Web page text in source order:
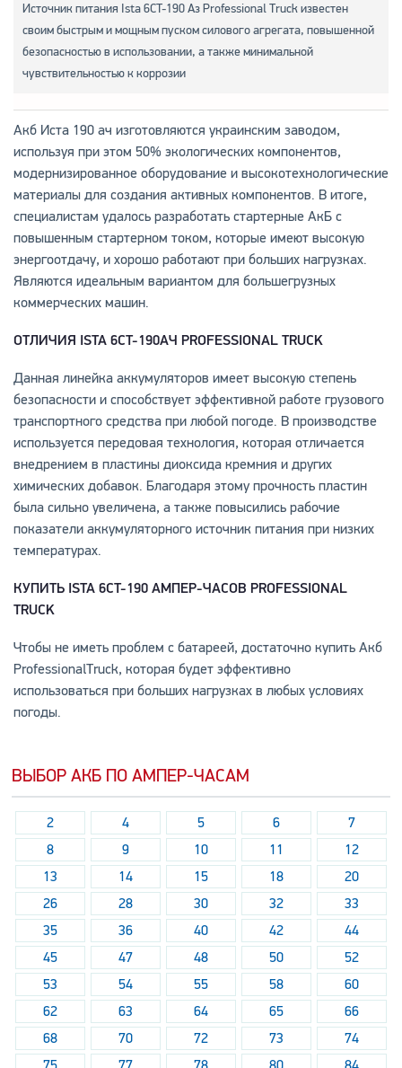
Источник питания Ista 6CT-190 Аз Professional Truck известен
своим быстрым и мощным пуском силового агрегата, повышенной
безопасностью в использовании, а также минимальной
чувствительностью к коррозии
Акб Иста 190 ач изготовляются украинским заводом,
используя при этом 50% экологических компонентов,
модернизированное оборудование и высокотехнологические
материалы для создания активных компонентов. В итоге,
специалистам удалось разработать стартерные АкБ с
повышенным стартерном током, которые имеют высокую
энергоотдачу, и хорошо работают при больших нагрузках.
Являются идеальным вариантом для большегрузных
коммерческих машин.
ОТЛИЧИЯ ISTA 6CT-190АЧ PROFESSIONAL TRUCK
Данная линейка аккумуляторов имеет высокую степень
безопасности и способствует эффективной работе грузового
транспортного средства при любой погоде. В производстве
используется передовая технология, которая отличается
внедрением в пластины диоксида кремния и других
химических добавок. Благодаря этому прочность пластин
была сильно увеличена, а также повысились рабочие
показатели аккумуляторного источник питания при низких
температурах.
КУПИТЬISTA 6CT-190 АМПЕР-ЧАСОВ PROFESSIONAL
TRUCK
Чтобы не иметь проблем с батареей, достаточно купить Акб
ProfessionalTruck, которая будет эффективно
использоваться при больших нагрузках в любых условиях
погоды.
ВЫБОР АКБ ПО АМПЕР-ЧАСАМ
2 4 5 6
7
8
9 10 11
12
13
14 15 18
20
26
28 30 32
33
35
36 40 42
44
45
47 48 50
52
53
54 55 58
60
62
63 64 65
66
68
70 72 73
74